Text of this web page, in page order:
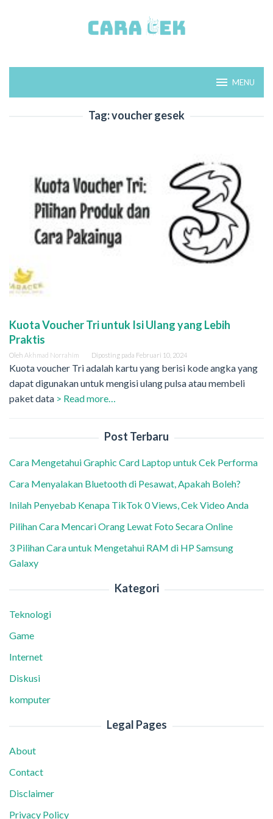
MENU
Tag:voucher gesek
Kuota Voucher Tri untuk Isi Ulang yang Lebih
Praktis
Oleh Akhmad Norrahim Diposting pada Februari 10, 2024
Kuota voucher Tri adalah kartu yang berisi kode angka yang
dapat digunakan untuk mengisi ulang pulsa atau membeli
paket data > Read more…
Post Terbaru
Cara Mengetahui Graphic Card Laptop untuk Cek Performa
Cara Menyalakan Bluetooth di Pesawat, Apakah Boleh?
Inilah Penyebab Kenapa TikTok 0 Views, Cek Video Anda
Pilihan Cara Mencari Orang Lewat Foto Secara Online
3 Pilihan Cara untuk Mengetahui RAM di HP Samsung
Galaxy
Kategori
Teknologi
Game
Internet
Diskusi
komputer
Legal Pages
About
Contact
Disclaimer
Privacy Policy